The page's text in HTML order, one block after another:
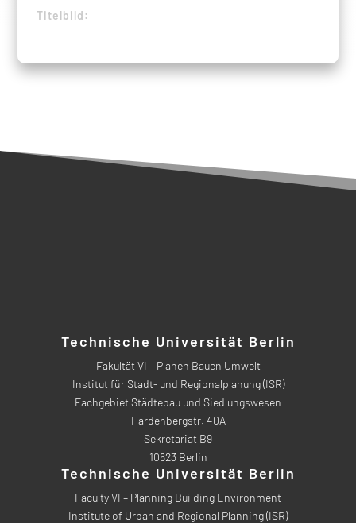
Titelbild:
Technische Universität Berlin
Fakultät VI – Planen Bauen Umwelt
Institut für Stadt- und Regionalplanung (ISR)
Fachgebiet Städtebau und Siedlungswesen
Hardenbergstr. 40A
Sekretariat B9
10623 Berlin
Technische Universität Berlin
Faculty VI – Planning Building Environment
Institute of Urban and Regional Planning (ISR)